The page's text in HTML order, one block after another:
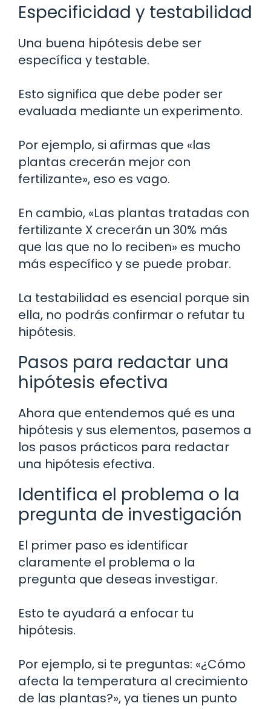
Especificidad y testabilidad
Una buena hipótesis debe ser
específica y testable.
Esto significa que debe poder ser
evaluada mediante un experimento.
Por ejemplo, si afirmas que «las
plantas crecerán mejor con
fertilizante», eso es vago.
En cambio, «Las plantas tratadas con
fertilizante X crecerán un 30% más
que las que no lo reciben» es mucho
más específico y se puede probar.
La testabilidad es esencial porque sin
ella, no podrás confirmar o refutar tu
hipótesis.
Pasos para redactar una
hipótesis efectiva
Ahora que entendemos qué es una
hipótesis y sus elementos, pasemos a
los pasos prácticos para redactar
una hipótesis efectiva.
Identifica el problema o la
pregunta de investigación
El primer paso es identificar
claramente el problema o la
pregunta que deseas investigar.
Esto te ayudará a enfocar tu
hipótesis.
Por ejemplo, si te preguntas: «¿Cómo
afecta la temperatura al crecimiento
de las plantas?», ya tienes un punto